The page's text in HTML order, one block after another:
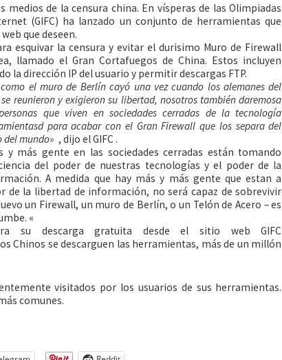
de la censura china. En vísperas de las Olimpiadas
(GIFC) ha lanzado un conjunto de herramientas que
que deseen.
esquivar la censura y evitar el durisimo Muro de Firewall
llamado el Gran Cortafuegos de China. Estos incluyen
dirección IP del usuario y permitir descargas FTP.
como el muro de Berlín cayó una vez cuando los alemanes del
se reunieron y exigieron su libertad, nosotros también daremosa
que viven en sociedades cerradas de la tecnología
para acabar con el Gran Firewall que los separa del
del mundo» , dijo el GIFC .
y más gente en las sociedades cerradas están tomando
del poder de nuestras tecnologías y el poder de la
A medida que hay más y más gente que estan a
de la libertad de información, no será capaz de sobrevivir
un Firewall, un muro de Berlín, o un Telón de Acero – es
«
su descarga gratuita desde el sitio web GIFC
Chinos se descarguen las herramientas, más de un millón
visitados por los usuarios de sus herramientas.
comunes.